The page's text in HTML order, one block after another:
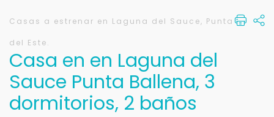
Casas a estrenar en Laguna del Sauce, Punta
del Este.
Casa en en Laguna del
Sauce Punta Ballena, 3
dormitorios, 2 baños